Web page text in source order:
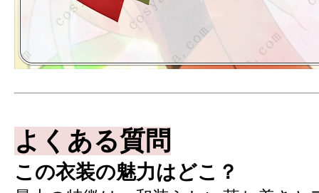
よくある質問
この衣装の魅力はどこ？